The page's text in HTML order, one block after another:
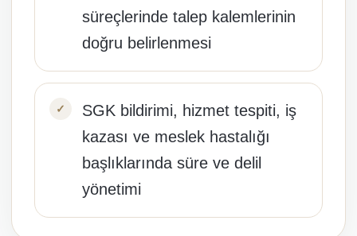
süreçlerinde talep kalemlerinin
doğru belirlenmesi
SGK bildirimi, hizmet tespiti, iş
kazası ve meslek hastalığı
başlıklarında süre ve delil
yönetimi